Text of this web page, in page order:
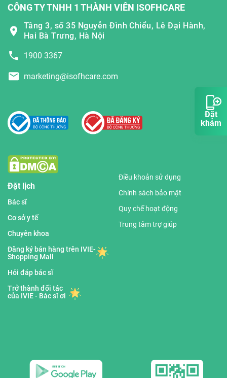
Đặt
khám
CÔNG TY TNHH 1 THÀNH VIÊN ISOFHCARE
Tầng 3, số 35 Nguyễn Đình Chiểu, Lê Đại Hành,
Hai Bà Trưng, Hà Nội
1900 3367
marketing@isofhcare.com
Đặt lịch
Bác sĩ
Cơ sở y tế
Chuyên khoa
Đăng ký bán hàng trên IVIE-
Shopping Mall
Hỏi đáp bác sĩ
Trở thành đối tác
của IVIE - Bác sĩ ơi
Điều khoản sử dụng
Chính sách bảo mật
Quy chế hoạt động
Trung tâm trợ giúp